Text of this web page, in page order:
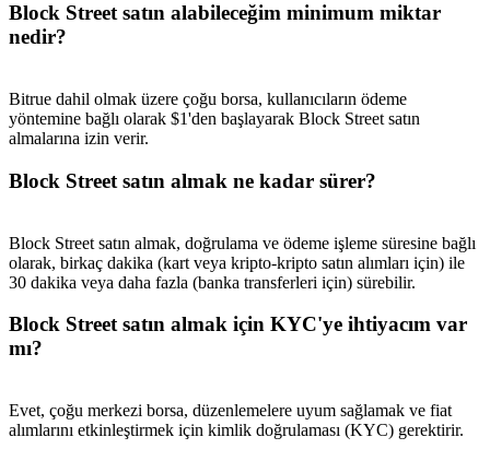
Block Street satın alabileceğim minimum miktar
nedir?
Bitrue dahil olmak üzere çoğu borsa, kullanıcıların ödeme
yöntemine bağlı olarak $1'den başlayarak Block Street satın
almalarına izin verir.
Block Street satın almak ne kadar sürer?
Block Street satın almak, doğrulama ve ödeme işleme süresine bağlı
olarak, birkaç dakika (kart veya kripto-kripto satın alımları için) ile
30 dakika veya daha fazla (banka transferleri için) sürebilir.
Block Street satın almak için KYC'ye ihtiyacım var
mı?
Evet, çoğu merkezi borsa, düzenlemelere uyum sağlamak ve fiat
alımlarını etkinleştirmek için kimlik doğrulaması (KYC) gerektirir.